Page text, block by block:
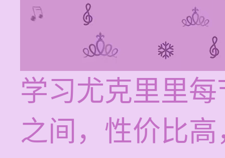
学习尤克里里
之间，性价比